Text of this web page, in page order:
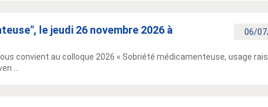
06/
le jeudi 26 novembre 2026 à
vous convient au colloque 2026 « Sobriété médicamenteuse, usage
...